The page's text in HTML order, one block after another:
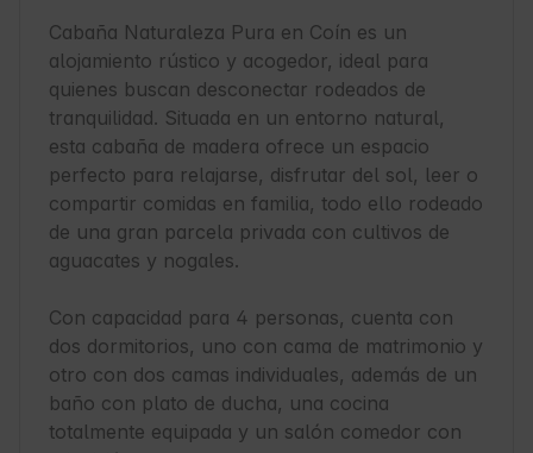
Cabaña Naturaleza Pura en Coín es un
alojamiento rústico y acogedor, ideal para
quienes buscan desconectar rodeados de
tranquilidad. Situada en un entorno natural,
esta cabaña de madera ofrece un espacio
perfecto para relajarse, disfrutar del sol, leer o
compartir comidas en familia, todo ello rodeado
de una gran parcela privada con cultivos de
aguacates y nogales.
Con capacidad para 4 personas, cuenta con
dos dormitorios, uno con cama de matrimonio y
otro con dos camas individuales, además de un
baño con plato de ducha, una cocina
totalmente equipada y un salón comedor con